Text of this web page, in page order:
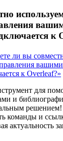
к
ли вы
к Overleaf?»
для
и
решением!
команды и
актуальность